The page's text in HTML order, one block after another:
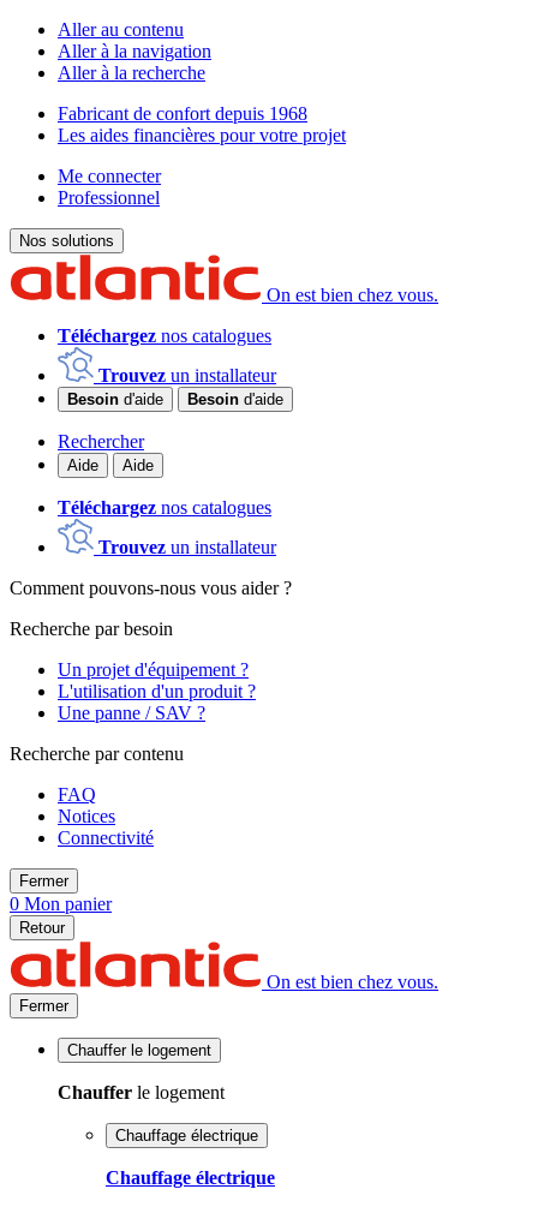
Aller au contenu
Aller à la navigation
Aller à la recherche
Fabricant de confort depuis 1968
Les aides financières pour votre projet
Me connecter
Professionnel
Nos solutions
On est bien chez vous.
Téléchargez nos catalogues
Trouvez un installateur
Besoin d'aide Besoin d'aide
Rechercher
Aide Aide
Téléchargez nos catalogues
Trouvez un installateur
Comment pouvons-nous vous aider ?
Recherche par besoin
Un projet d'équipement ?
L'utilisation d'un produit ?
Une panne / SAV ?
Recherche par contenu
FAQ
Notices
Connectivité
Fermer
0 Mon panier
Retour
On est bien chez vous.
Fermer
Chauffer le logement
Chauffer le logement
Chauffage électrique
Chauffage électrique